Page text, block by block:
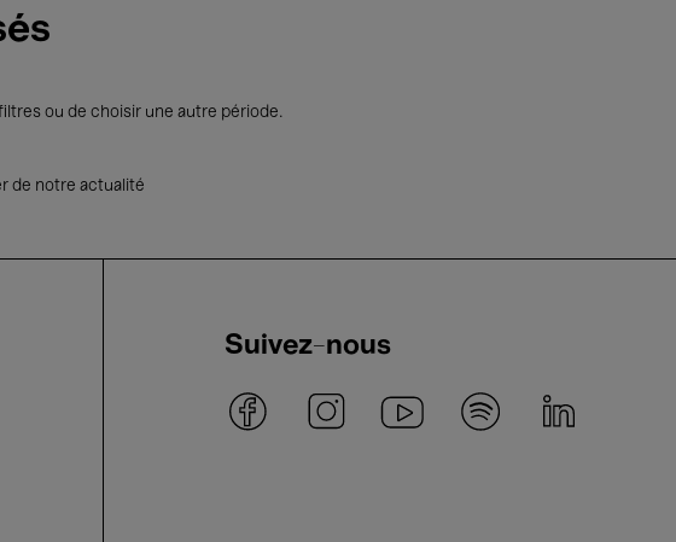
ou de choisir une autre période.
de notre actualité
Suivez-nous